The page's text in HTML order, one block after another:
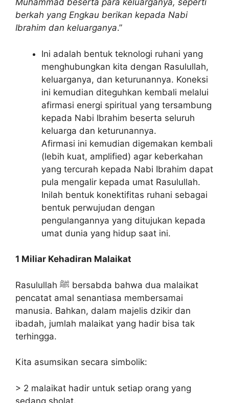
Muhammad beserta para keluarganya, seperti
berkah yang Engkau berikan kepada Nabi
Ibrahim dan keluarganya.”
Ini adalah bentuk teknologi ruhani yang
menghubungkan kita dengan Rasulullah,
keluarganya, dan keturunannya. Koneksi
ini kemudian diteguhkan kembali melalui
afirmasi energi spiritual yang tersambung
kepada Nabi Ibrahim beserta seluruh
keluarga dan keturunannya.
Afirmasi ini kemudian digemakan kembali
(lebih kuat, amplified) agar keberkahan
yang tercurah kepada Nabi Ibrahim dapat
pula mengalir kepada umat Rasulullah.
Inilah bentuk konektifitas ruhani sebagai
bentuk perwujudan dengan
pengulangannya yang ditujukan kepada
umat dunia yang hidup saat ini.
1 Miliar Kehadiran Malaikat
Rasulullah ﷺ bersabda bahwa dua malaikat
pencatat amal senantiasa membersamai
manusia. Bahkan, dalam majelis dzikir dan
ibadah, jumlah malaikat yang hadir bisa tak
terhingga.
Kita asumsikan secara simbolik:
> 2 malaikat hadir untuk setiap orang yang
sedang sholat.